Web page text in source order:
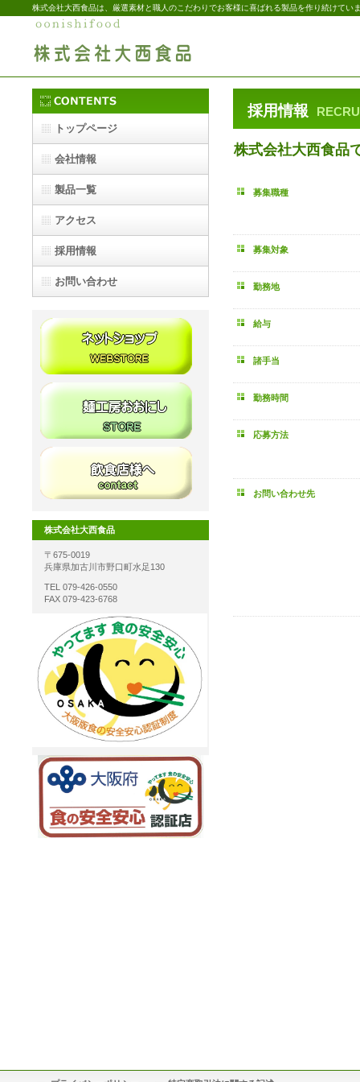
株式会社大西食品は、厳選素材と職人のこだわりでお客様に喜ばれる製品を作り続けてい
採用情報
株式会社大西食品
募集職種
募集対象
勤務地
給与
諸手当
勤務時間
応募方法
お問い合わせ先
トップページ
会社情報
製品一覧
新着情報・FAQ
アクセス
採用情報
お問い合わせ
株式会社大西食品
〒675-0019
兵庫県加古川市野口町水足130
TEL 079-426-0550
FAX 079-423-6768